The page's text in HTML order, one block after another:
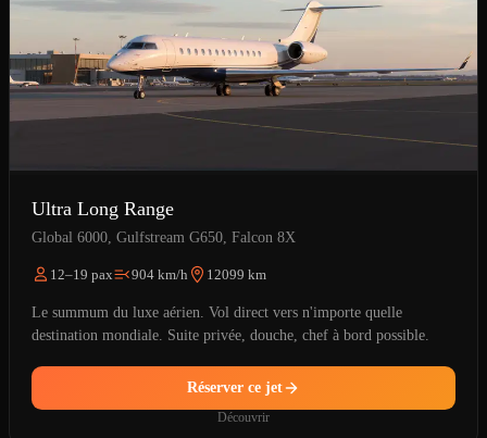
Ultra Long Range
Global 6000, Gulfstream G650, Falcon 8X
12–19 pax 904 km/h 12099 km
Le summum du luxe aérien. Vol direct vers n'importe quelle
destination mondiale. Suite privée, douche, chef à bord possible.
Réserver ce jet
Découvrir